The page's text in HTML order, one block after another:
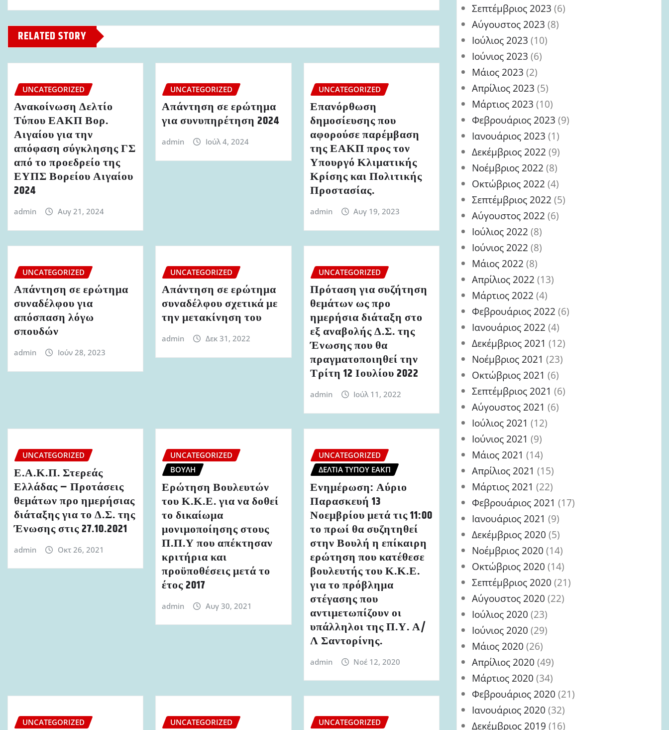
RELATED STORY
UNCATEGORIZED
Ανακοίνωση Δελτίο
Τύπου ΕΑΚΠ Βορ.
Αιγαίου για την
απόφαση σύγκλησης ΓΣ
από το προεδρείο της
ΕΥΠΣ Βορείου Αιγαίου
2024
admin Αυγ 21, 2024
UNCATEGORIZED
Απάντηση σε ερώτημα
για συνυπηρέτηση 2024
admin Ιούλ 4, 2024
UNCATEGORIZED
Επανόρθωση
δημοσίευσης που
αφορούσε παρέμβαση
της ΕΑΚΠ προς τον
Υπουργό Κλιματικής
Κρίσης και Πολιτικής
Προστασίας.
admin Αυγ 19, 2023
UNCATEGORIZED
Απάντηση σε ερώτημα
συναδέλφου για
απόσπαση λόγω
σπουδών
admin Ιούν 28, 2023
UNCATEGORIZED
Απάντηση σε ερώτημα
συναδέλφου σχετικά με
την μετακίνηση του
admin Δεκ 31, 2022
UNCATEGORIZED
Πρόταση για συζήτηση
θεμάτων ως προ
ημερήσια διάταξη στο
εξ αναβολής Δ.Σ. της
Ένωσης που θα
πραγματοποιηθεί την
Τρίτη 12 Ιουλίου 2022
admin Ιούλ 11, 2022
UNCATEGORIZED
Ε.Α.Κ.Π. Στερεάς
Ελλάδας – Προτάσεις
θεμάτων προ ημερήσιας
διάταξης για το Δ.Σ. της
Ένωσης στις 27.10.2021
admin Οκτ 26, 2021
UNCATEGORIZED
ΒΟΥΛΉ
Ερώτηση Βουλευτών
του Κ.Κ.Ε. για να δοθεί
το δικαίωμα
μονιμοποίησης στους
Π.Π.Υ που απέκτησαν
κριτήρια και
προϋποθέσεις μετά το
έτος 2017
admin Αυγ 30, 2021
UNCATEGORIZED
ΔΕΛΤΊΑ ΤΎΠΟΥ ΕΑΚΠ
Ενημέρωση: Αύριο
Παρασκευή 13
Νοεμβρίου μετά τις 11:00
το πρωί θα συζητηθεί
στην Βουλή η επίκαιρη
ερώτηση που κατέθεσε
βουλευτής του Κ.Κ.Ε.
για το πρόβλημα
στέγασης που
αντιμετωπίζουν οι
υπάλληλοι της Π.Υ. Α/
Λ Σαντορίνης.
admin Νοέ 12, 2020
UNCATEGORIZED UNCATEGORIZED UNCATEGORIZED
Σεπτέμβριος 2023 (6)
Αύγουστος 2023 (8)
Ιούλιος 2023 (10)
Ιούνιος 2023 (6)
Μάιος 2023 (2)
Απρίλιος 2023 (5)
Μάρτιος 2023 (10)
Φεβρουάριος 2023 (9)
Ιανουάριος 2023 (1)
Δεκέμβριος 2022 (9)
Νοέμβριος 2022 (8)
Οκτώβριος 2022 (4)
Σεπτέμβριος 2022 (5)
Αύγουστος 2022 (6)
Ιούλιος 2022 (8)
Ιούνιος 2022 (8)
Μάιος 2022 (8)
Απρίλιος 2022 (13)
Μάρτιος 2022 (4)
Φεβρουάριος 2022 (6)
Ιανουάριος 2022 (4)
Δεκέμβριος 2021 (12)
Νοέμβριος 2021 (23)
Οκτώβριος 2021 (6)
Σεπτέμβριος 2021 (6)
Αύγουστος 2021 (6)
Ιούλιος 2021 (12)
Ιούνιος 2021 (9)
Μάιος 2021 (14)
Απρίλιος 2021 (15)
Μάρτιος 2021 (22)
Φεβρουάριος 2021 (17)
Ιανουάριος 2021 (9)
Δεκέμβριος 2020 (5)
Νοέμβριος 2020 (14)
Οκτώβριος 2020 (14)
Σεπτέμβριος 2020 (21)
Αύγουστος 2020 (22)
Ιούλιος 2020 (23)
Ιούνιος 2020 (29)
Μάιος 2020 (26)
Απρίλιος 2020 (49)
Μάρτιος 2020 (34)
Φεβρουάριος 2020 (21)
Ιανουάριος 2020 (32)
Δεκέμβριος 2019 (16)